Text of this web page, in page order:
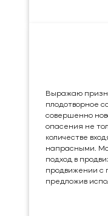
Выражаю
плодотворное
совершенно новой стратегии продвижения. Наши
опасения не
количестве входящий обращений
напрасными.
подход в продвижении
продвижении с